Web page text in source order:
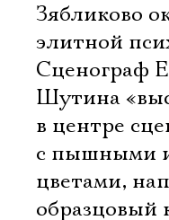
Зябликово
элитной
Сценограф
Шутина
в центре
с пышными
цветами,
образцовый